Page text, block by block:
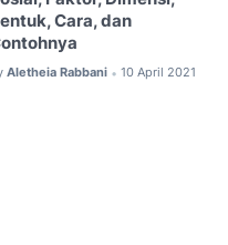
Cara, dan
Aletheia Rabbani • 10 April 2021